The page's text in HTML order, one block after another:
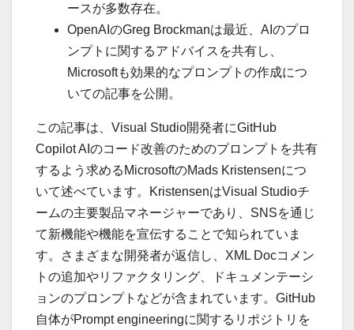
ースが多数存在。
OpenAIのGreg Brockmanは最近、AIのプロ
ンプトに関するアドバイスを共有し、
Microsoftも効果的なプロンプトの作成につ
いての記事を公開。
この記事は、Visual Studio開発者にGitHub
Copilot AIのコード改善のためのプロンプトを共有
するよう求めるMicrosoftのMads Kristensenにつ
いて述べています。KristensenはVisual Studioチ
ームの主要製品マネージャーであり、SNSを通じ
て新機能や機能を宣伝することで知られていま
す。さまざまな開発者が返信し、XML Docコメン
トの追加やリファクタリング、ドキュメンテーシ
ョンのプロンプトなどが含まれています。GitHub
自体がPrompt engineeringに関するリポジトリを